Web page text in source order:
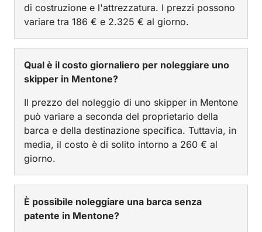
di costruzione e l'attrezzatura. I prezzi possono
variare tra 186 € e 2.325 € al giorno.
Qual è il costo giornaliero per noleggiare uno
skipper in Mentone?
Il prezzo del noleggio di uno skipper in Mentone
può variare a seconda del proprietario della
barca e della destinazione specifica. Tuttavia, in
media, il costo è di solito intorno a 260 € al
giorno.
È possibile noleggiare una barca senza
patente in Mentone?